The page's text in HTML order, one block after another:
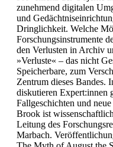
zunehmend digitalen
und
Dringlichkeit. Welche
Forschungsinstrumente
den Verlusten in Archiv
»Verluste« – das nicht
Speicherbare, zum
Zentrum dieses Bandes.
diskutieren Expert:innen
Fallgeschichten und
Brook ist
Leitung des
Marbach.